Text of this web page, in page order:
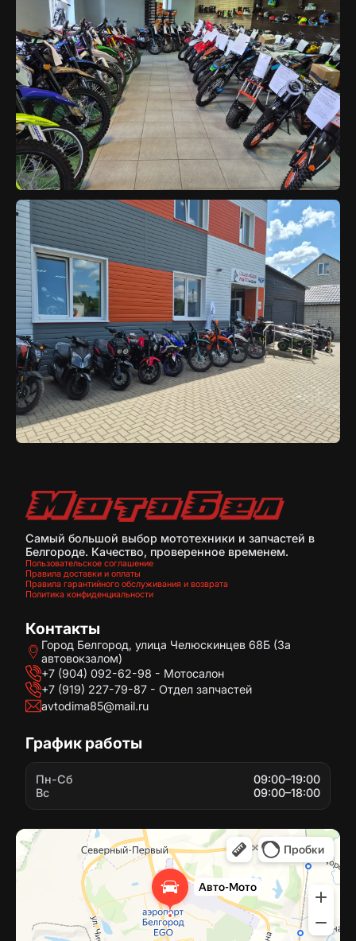
Самый большой выбор мототехники и запчастей в
Белгороде. Качество, проверенное временем.
Пользовательское соглашение
Правила доставки и оплаты
Правила гарантийного обслуживания и возврата
Политика конфиденциальности
Контакты
Город Белгород, улица Челюскинцев 68Б (За
автовокзалом)
+7 (904) 092-62-98 - Мотосалон
+7 (919) 227-79-87 - Отдел запчастей
avtodima85@mail.ru
График работы
Пн-Сб
09:00–19:00
Вс
09:00–18:00